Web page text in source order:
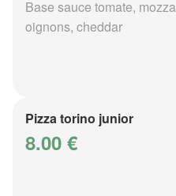
Base sauce tomate,
oignons, cheddar
Pizza torino junior
8.00 €